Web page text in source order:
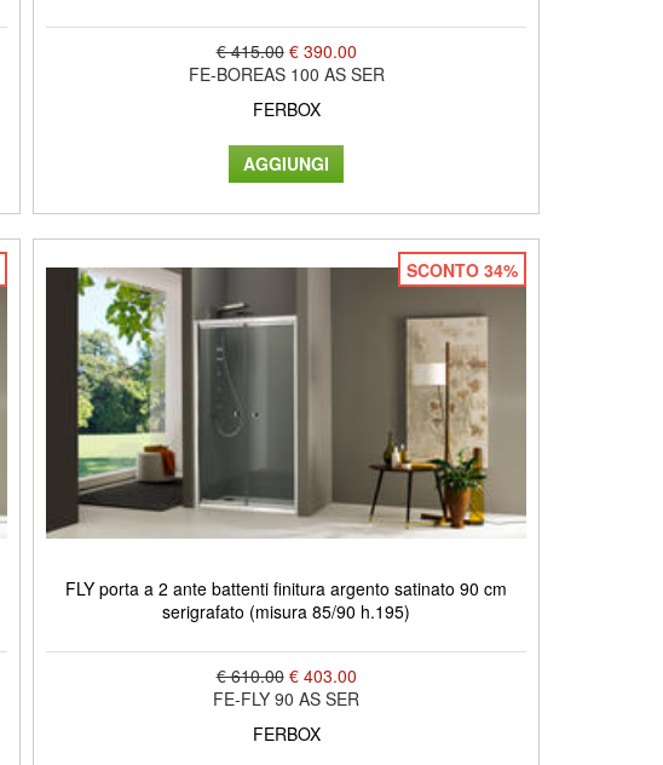
€ 415.00 € 390.00
FE-BOREAS 100 AS SER
FERBOX
SCONTO 34%
FLY porta a 2 ante battenti finitura argento satinato 90 cm
serigrafato (misura 85/90 h.195)
€ 610.00 € 403.00
FE-FLY 90 AS SER
FERBOX